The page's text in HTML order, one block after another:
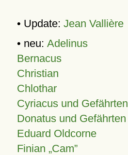
• Update: Jean Vallière
• neu: Adelinus
Bernacus
Christian
Chlothar
Cyriacus und Gefährten
Donatus und Gefährten
Eduard Oldcorne
Finian Cam